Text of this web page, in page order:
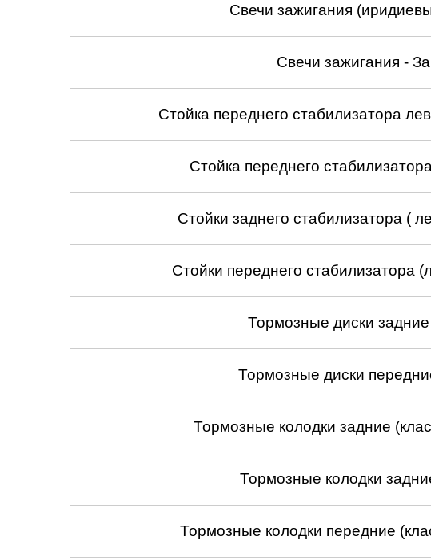
Свечи зажигания
Свечи зажигания -
Стойка переднего стабилизатора
Стойка переднего
Стойки заднего стабилизатора (
Стойки переднего стабилизатора
Тормозные диски
Тормозные диски
Тормозные колодки задние
Тормозные колодки
Тормозные колодки передние